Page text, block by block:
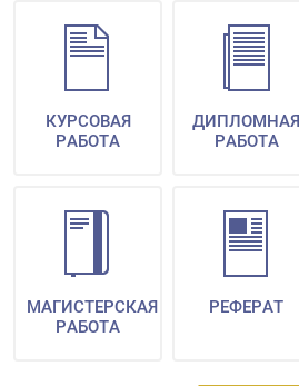
КУРСОВАЯ
РАБОТА
ДИПЛОМНАЯ
РАБОТА
МАГИСТЕРСКАЯ
РАБОТА
РЕФЕРАТ